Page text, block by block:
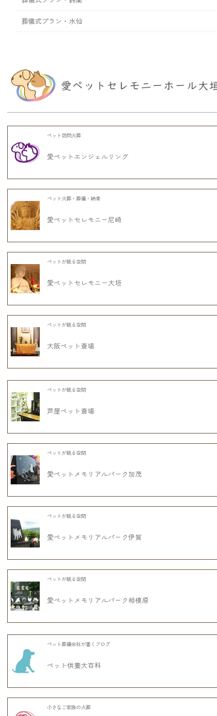
葬儀式プラン・水仙
ペット訪問火葬
愛ペットエンジェルリング
ペット火葬・葬儀・納骨
愛ペットセレモニー尼崎
ペットが眠る空間
愛ペットセレモニー大垣
ペットが眠る空間
大阪ペット斎場
ペットが眠る空間
芦屋ペット斎場
ペットが眠る空間
愛ペットメモリアルパーク加茂
ペットが眠る空間
愛ペットメモリアルパーク伊賀
ペットが眠る空間
愛ペットメモリアルパーク相模原
ペット葬儀会社が書くブログ
ペット供養大百科
小さなご家族の火葬